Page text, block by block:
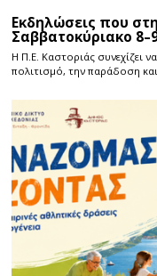
Εκδηλώσεις που
Σαββατοκύριακο
Η Π.E. Καστοριάς συνεχίζει
πολιτισμό, την παράδοση